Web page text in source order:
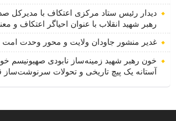
دیدار رئیس ستاد مرکزی اعتکاف با مدیرکل
رهبر شهید انقلاب با عنوان احیاگر اعتکاف
غدیر منشور جاودان ولایت و محور وحدت امت
خون رهبر شهید زمینه‌ساز نابودی صهیونیسم
آستانه یک پیچ تاریخی و تحولات سرنوشت‌ساز